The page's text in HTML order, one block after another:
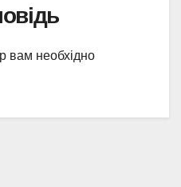
вам необхідно